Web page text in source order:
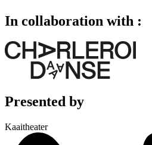
In collaboration with :
Presented by
Kaaitheater